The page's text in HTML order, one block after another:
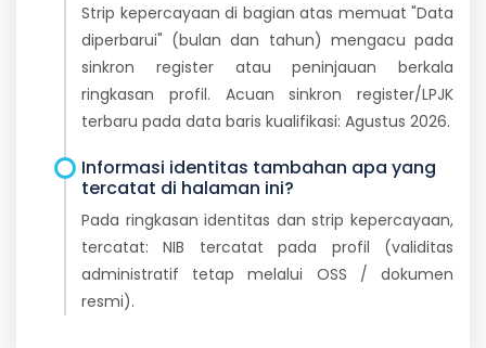
Strip kepercayaan di bagian atas memuat "Data
diperbarui" (bulan dan tahun) mengacu pada
sinkron register atau peninjauan berkala
ringkasan profil. Acuan sinkron register/LPJK
terbaru pada data baris kualifikasi: Agustus 2026.
Informasi identitas tambahan apa yang
tercatat di halaman ini?
Pada ringkasan identitas dan strip kepercayaan,
tercatat: NIB tercatat pada profil (validitas
administratif tetap melalui OSS / dokumen
resmi).